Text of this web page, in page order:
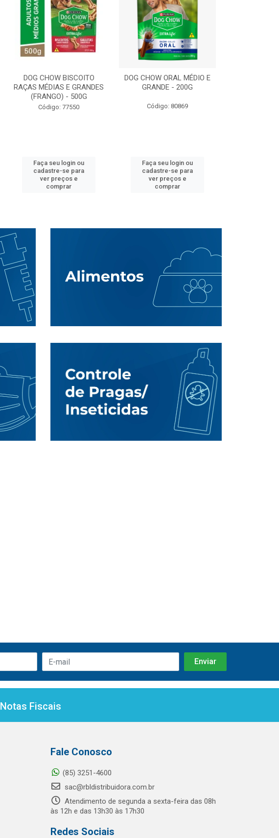
DOG CHOW BISCOITO
RAÇAS MÉDIAS E GRANDES
(FRANGO) - 500G
Código: 77550
Faça seu login ou
cadastre-se para
ver preços e
comprar
DOG CHOW ORAL MÉDIO E
GRANDE - 200G
Código: 80869
Faça seu login ou
cadastre-se para
ver preços e
comprar
Notas Fiscais
Fale Conosco
(85) 3251-4600
sac@rbldistribuidora.com.br
Atendimento de segunda a sexta-feira das 08h
às 12h e das 13h30 às 17h30
Redes Sociais